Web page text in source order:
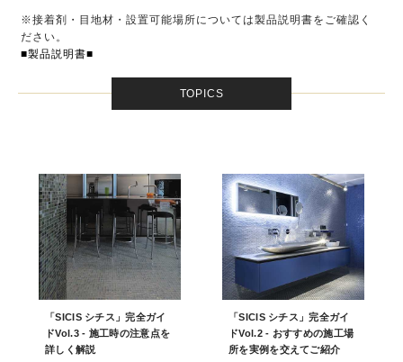
※接着剤・目地材・設置可能場所については製品説明書をご確認く
ださい。
■製品説明書■
TOPICS
「SICIS シチス」完全ガイ
ドVol.3 - 施工時の注意点を
詳しく解説
「SICIS シチス」完全ガイ
ドVol.2 - おすすめの施工場
所を実例を交えてご紹介